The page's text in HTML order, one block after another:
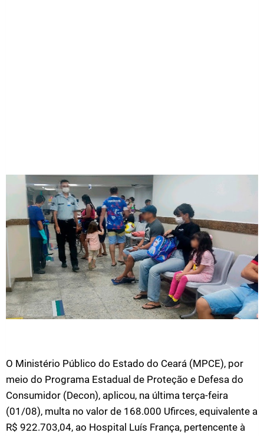
O Ministério Público do Estado do Ceará (MPCE), por
meio do Programa Estadual de Proteção e Defesa do
Consumidor (Decon), aplicou, na última terça-feira
(01/08), multa no valor de 168.000 Ufirces, equivalente a
R$ 922.703,04, ao Hospital Luís França, pertencente à